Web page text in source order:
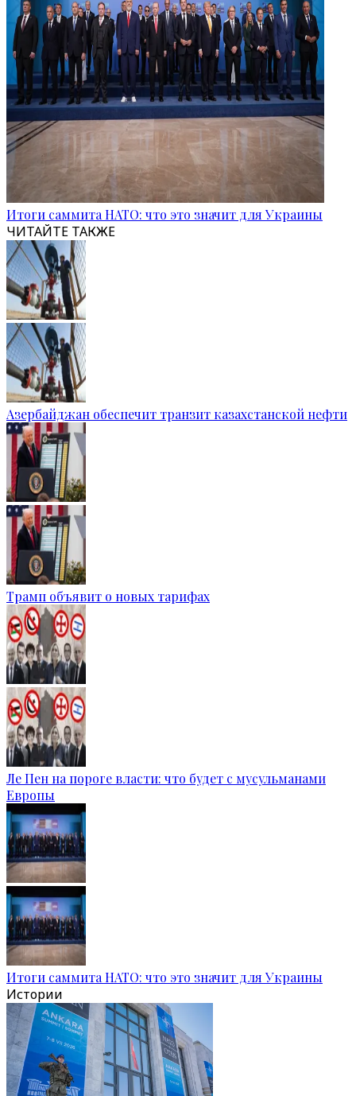
Итоги саммита НАТО: что это значит для Украины
ЧИТАЙТЕ ТАКЖЕ
Азербайджан обеспечит транзит казахстанской нефти
Трамп объявит о новых тарифах
Ле Пен на пороге власти: что будет с мусульманами
Европы
Итоги саммита НАТО: что это значит для Украины
Истории